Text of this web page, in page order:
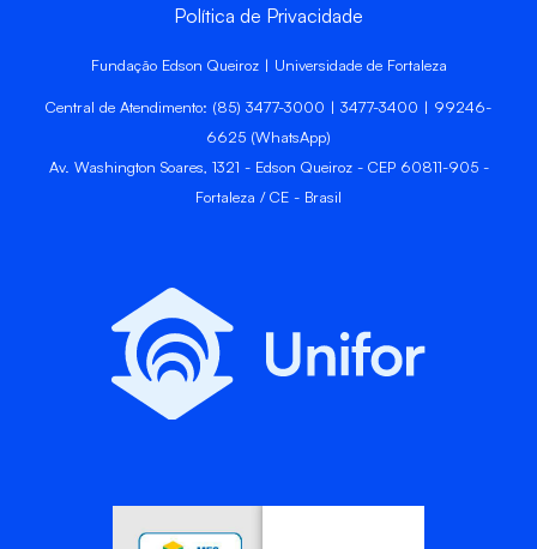
Política de Privacidade
Fundação Edson Queiroz | Universidade de Fortaleza
Central de Atendimento: (85) 3477-3000 | 3477-3400 | 99246-
6625 (WhatsApp)
Av. Washington Soares, 1321 - Edson Queiroz - CEP 60811-905 -
Fortaleza / CE - Brasil